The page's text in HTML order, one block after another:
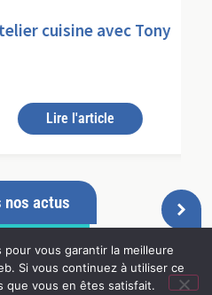
avec Tony
l'article
nos actus
vous garantir la meilleure
Si vous continuez à utiliser ce
que vous en êtes satisfait.